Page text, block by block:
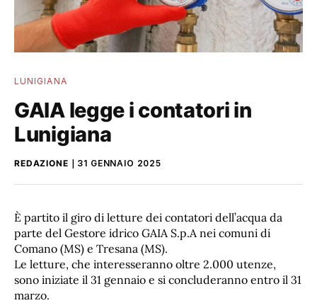
LUNIGIANA
GAIA legge i contatori in
Lunigiana
REDAZIONE 31 GENNAIO 2025
È partito il giro di letture dei contatori dell’acqua da
parte del Gestore idrico GAIA S.p.A nei comuni di
Comano (MS) e Tresana (MS).
Le letture, che interesseranno oltre 2.000 utenze,
sono iniziate il 31 gennaio e si concluderanno entro il 31
marzo.